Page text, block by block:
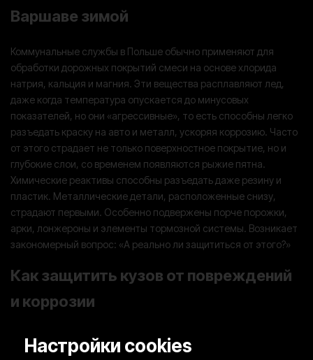
Варшаве зимой
Коммунальные службы в Польше обычно применяют для
обработки дорожных покрытий смеси на основе хлорида
натрия, кальция и магния. Эти вещества расплавляют лед,
даже когда температура опускается до минусовых
показателей, но они «агрессивные», то есть способны легко
разъедать краску на авто и металл, ускоряя коррозию. Часто
от этого страдает не только поверхностное покрытие, но и
глубокие слои, со временем появляются рыжие пятна.
Химические реактивы способны разъедать даже резину и
пластик. Металлические детали, расположенные снизу,
страдают первыми. Особенно подвержены порче порожки,
арки, лонжероны и элементы тормозной системы. Возникает
закономерный вопрос: «А реально ли защититься от этого?»
Как защитить кузов от повреждений
и коррозии
Обезопасить свое авто от разъедания кузова можно с
помощью антикоррозийной обработки. Рекомендуется
Настройки cookies